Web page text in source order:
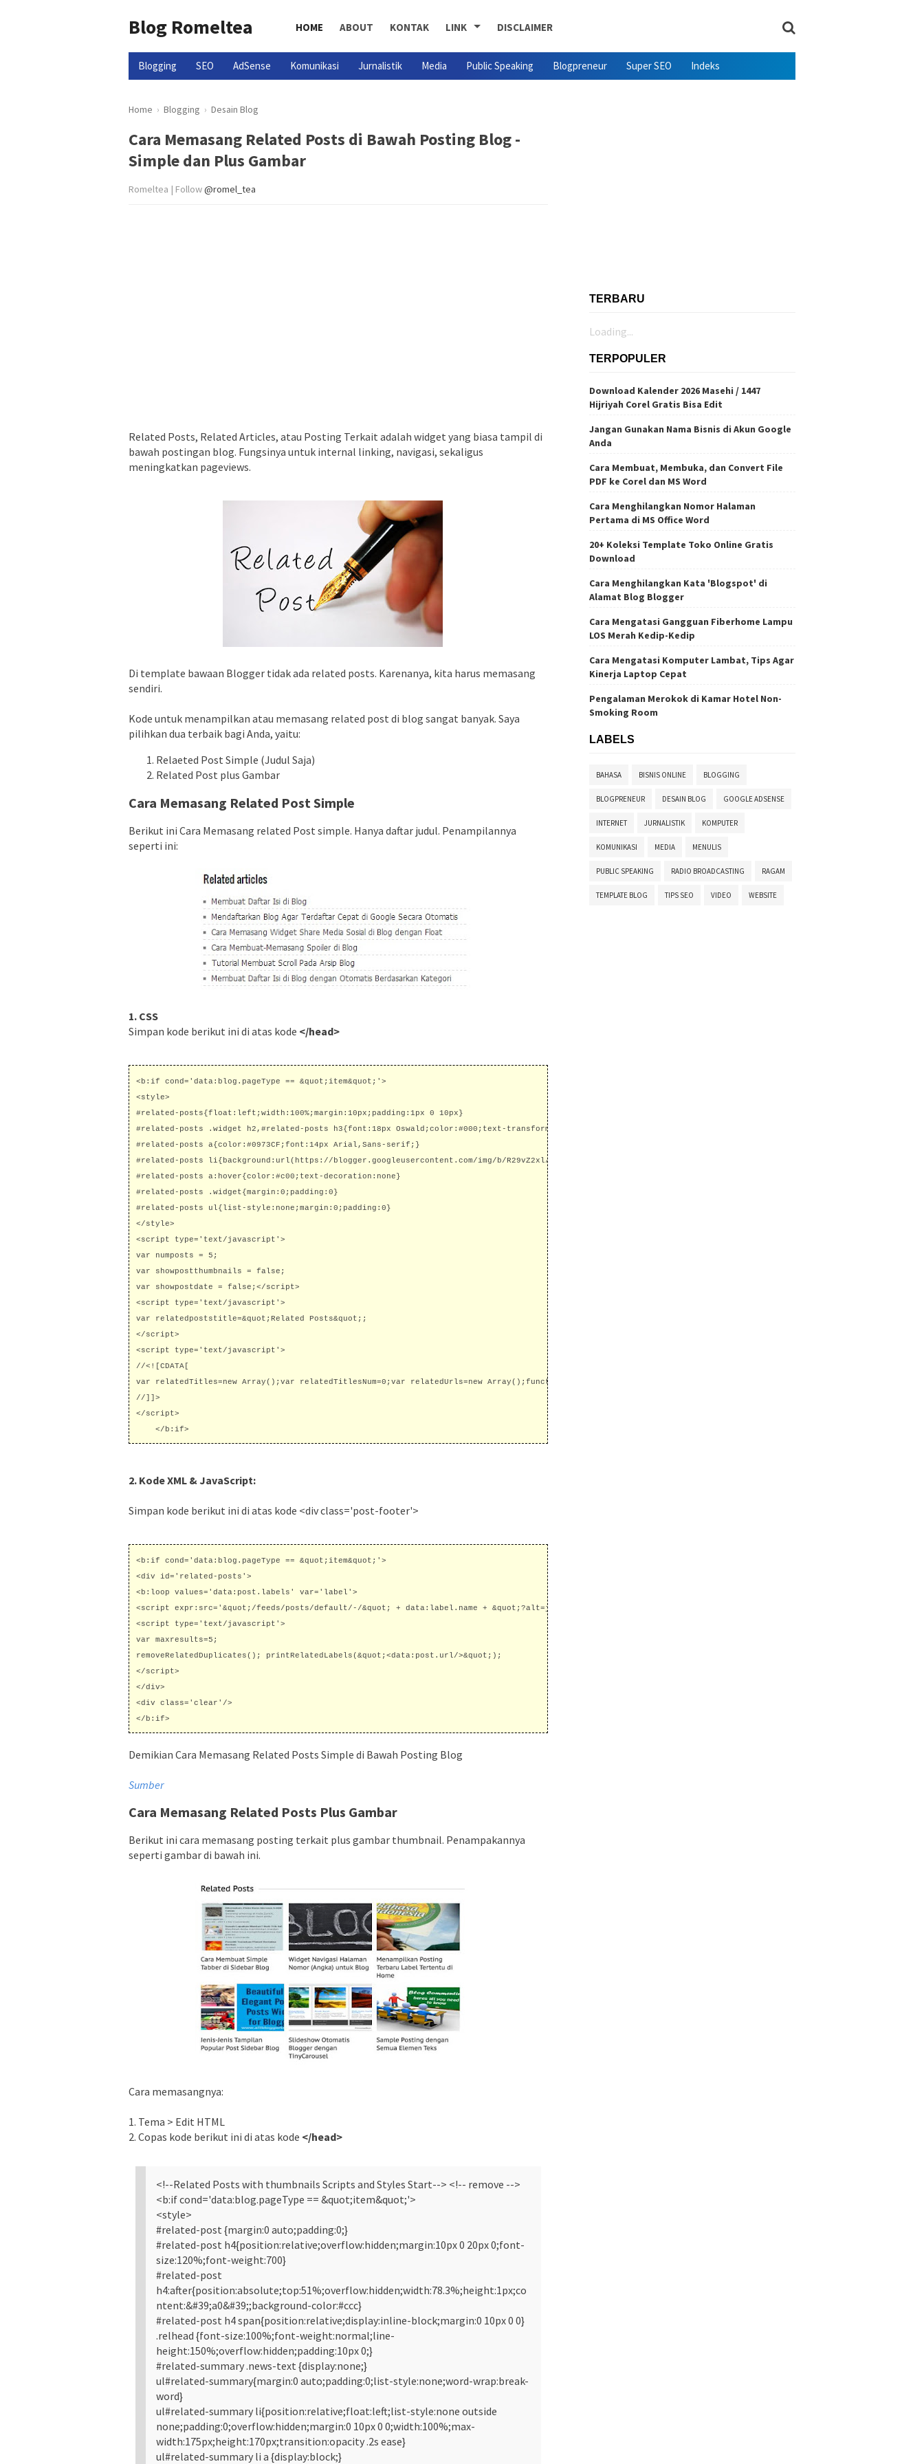
Blog Romeltea HOME ABOUT KONTAK LINK DISCLAIMER
Blogging SEO AdSense Komunikasi Jurnalistik Media Public Speaking Blogpreneur Super SEO Indeks
Home › Blogging › Desain Blog
Cara Memasang Related Posts di Bawah Posting Blog -
Simple dan Plus Gambar
Romeltea | Follow@romel_tea
Related Posts, Related Articles, atau Posting Terkait adalah widget yang biasa tampil di
bawah postingan blog. Fungsinya untuk internal linking, navigasi, sekaligus
meningkatkan pageviews.
Di template bawaan Blogger tidak ada related posts. Karenanya, kita harus memasang
sendiri.
Kode untuk menampilkan atau memasang related post di blog sangat banyak. Saya
pilihkan dua terbaik bagi Anda, yaitu:
Relaeted Post Simple (Judul Saja)
Related Post plus Gambar
Cara Memasang Related Post Simple
Berikut ini Cara Memasang related Post simple. Hanya daftar judul. Penampilannya
seperti ini:
1. CSS
Simpan kode berikut ini di atas kode </head>
<b:if cond='data:blog.pageType == &quot;item&quot;'>
<style>
#related-posts{float:left;width:100%;margin:10px;padding:1px 0 10px}
#related-posts .widget h2,#related-posts h3{font:18px Oswald;color:#000;text-transform:none;margin:0 0 10px;padding:0;font-weight:500}
#related-posts a{color:#0973CF;font:14px Arial,Sans-serif;}
#related-posts li{background:url(https://blogger.googleusercontent.com/img/b/R29vZ2xl/
#related-posts a:hover{color:#c00;text-decoration:none}
#related-posts .widget{margin:0;padding:0}
#related-posts ul{list-style:none;margin:0;padding:0}
</style>
<script type='text/javascript'>
var numposts = 5;
var showpostthumbnails = false;
var showpostdate = false;</script>
<script type='text/javascript'>
var relatedpoststitle=&quot;Related Posts&quot;;
</script>
<script type='text/javascript'>
//<![CDATA[
var relatedTitles=new Array();var relatedTitlesNum=0;var relatedUrls=new Array();function related_results_labels(c){for(var
//]]>
</script>
    </b:if>
2. Kode XML & JavaScript:
Simpan kode berikut ini di atas kode <div class='post-footer'>
<b:if cond='data:blog.pageType == &quot;item&quot;'>
<div id='related-posts'>
<b:loop values='data:post.labels' var='label'>
<script expr:src='&quot;/feeds/posts/default/-/&quot; + data:label.name + &quot;?alt=json-in-script&amp;callback=related_results_labels&amp;max-results=5&quot;'
<script type='text/javascript'>
var maxresults=5;
removeRelatedDuplicates(); printRelatedLabels(&quot;<data:post.url/>&quot;);
</script>
</div>
<div class='clear'/>
</b:if>
Demikian Cara Memasang Related Posts Simple di Bawah Posting Blog
Sumber
Cara Memasang Related Posts Plus Gambar
Berikut ini cara memasang posting terkait plus gambar thumbnail. Penampakannya
seperti gambar di bawah ini.
Cara memasangnya:
1. Tema > Edit HTML
2. Copas kode berikut ini di atas kode </head>
<!--Related Posts with thumbnails Scripts and Styles Start--> <!-- remove -->
<b:if cond='data:blog.pageType == &quot;item&quot;'>
<style>
#related-post {margin:0 auto;padding:0;}
#related-post h4{position:relative;overflow:hidden;margin:10px 0 20px 0;font-
size:120%;font-weight:700}
#related-post
h4:after{position:absolute;top:51%;overflow:hidden;width:78.3%;height:1px;co
ntent:&#39;a0&#39;;background-color:#ccc}
#related-post h4 span{position:relative;display:inline-block;margin:0 10px 0 0}
.relhead {font-size:100%;font-weight:normal;line-
height:150%;overflow:hidden;padding:10px 0;}
#related-summary .news-text {display:none;}
ul#related-summary{margin:0 auto;padding:0;list-style:none;word-wrap:break-
word}
ul#related-summary li{position:relative;float:left;list-style:none outside
none;padding:0;overflow:hidden;margin:0 10px 0 0;width:100%;max-
width:175px;height:170px;transition:opacity .2s ease}
ul#related-summary li a {display:block;}
TERBARU
Loading...
TERPOPULER
Download Kalender 2026 Masehi / 1447
Hijriyah Corel Gratis Bisa Edit
Jangan Gunakan Nama Bisnis di Akun Google
Anda
Cara Membuat, Membuka, dan Convert File
PDF ke Corel dan MS Word
Cara Menghilangkan Nomor Halaman
Pertama di MS Office Word
20+ Koleksi Template Toko Online Gratis
Download
Cara Menghilangkan Kata 'Blogspot' di
Alamat Blog Blogger
Cara Mengatasi Gangguan Fiberhome Lampu
LOS Merah Kedip-Kedip
Cara Mengatasi Komputer Lambat, Tips Agar
Kinerja Laptop Cepat
Pengalaman Merokok di Kamar Hotel Non-
Smoking Room
LABELS
BAHASA BISNIS ONLINE BLOGGING
BLOGPRENEUR DESAIN BLOG GOOGLE ADSENSE
INTERNET JURNALISTIK KOMPUTER
KOMUNIKASI MEDIA MENULIS
PUBLIC SPEAKING RADIO BROADCASTING RAGAM
TEMPLATE BLOG TIPS SEO VIDEO WEBSITE